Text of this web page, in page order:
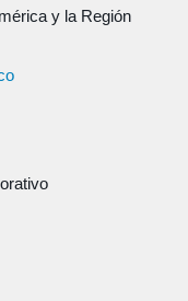
y la Región